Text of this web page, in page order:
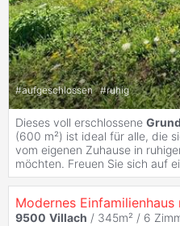
#aufgeschlossen #ruhig
Dieses voll erschlossene
(600 m²) ist ideal für alle, die
vom eigenen Zuhause in
möchten. Freuen Sie sich auf
9500 Villach / 345m² / 6